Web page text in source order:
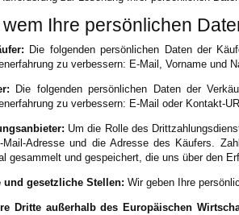
wem Ihre persönlichen
Die folgenden persönlichen Daten der
zu verbessern: E-Mail, Vorname und
Die folgenden persönlichen Daten der
zu verbessern: E-Mail oder Kontakt-
Um die Rolle des
Mail-Adresse und die Adresse des Käufers.
gesammelt und gespeichert, die uns über den
und gesetzliche Stellen: Wir geben Ihre
Dritte außerhalb des Europäischen